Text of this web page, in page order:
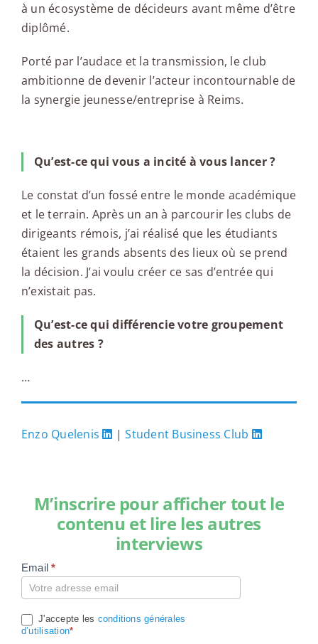
à un écosystème de décideurs avant même d’être
diplômé.
Porté par l’audace et la transmission, le club
ambitionne de devenir l’acteur incontournable de
la synergie jeunesse/entreprise à Reims.
Qu’est-ce qui vous a incité à vous lancer ?
Le constat d’un fossé entre le monde académique
et le terrain. Après un an à parcourir les clubs de
dirigeants rémois, j’ai réalisé que les étudiants
étaient les grands absents des lieux où se prend
la décision. J’ai voulu créer ce sas d’entrée qui
n’existait pas.
Qu’est-ce qui différencie votre groupement
des autres ?
…
Enzo Quelenis |Student Business Club
M’inscrire pour afficher tout le
contenu et lire les autres
interviews
Compte
Email*
J'accepte les conditions générales
d’utilisation*